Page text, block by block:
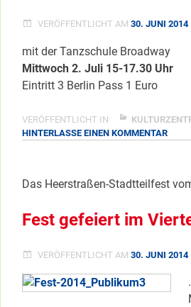
VERÖFFENTLICHT AM 30. JUNI 2014
mit der Tanzschule Broadway
Mittwoch 2. Juli 15-17.30 Uhr
Eintritt 3 Berlin Pass 1 Euro
VERÖFFENTLICHT IN
HINTERLASSE EINEN KOMMENTARZU
Das Heerstraßen-Stadtteilfest
Fest gefeiert im
VERÖFFENTLICHT AM 30. JUNI 2014